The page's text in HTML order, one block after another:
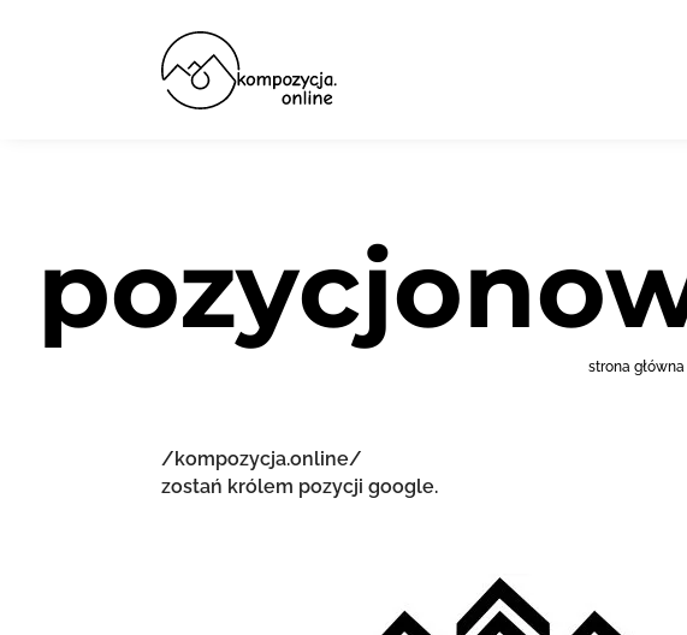
strona główna
/kompozycja.online/
zostań królem pozycji google.